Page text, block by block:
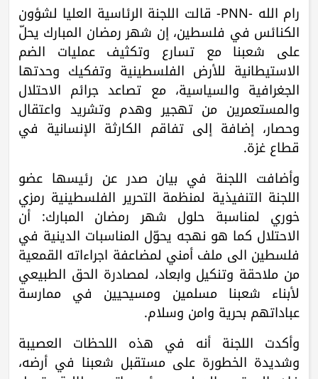
رام الله -PNN- قالت اللجنة الرئاسية العليا لشؤون
الكنائس في فلسطين، إن شهر رمضان المبارك يحلّ
على شعبنا مع تسارع وتكثيف عمليات الضم
الاستيطانية للأرض الفلسطينية وتفكيك وحدتها
الجغرافية والسياسية، مع تصاعد جرائم الاحتلال
والمستعمرين من تهجير وهدم وتشريد واعتقال
وحصار، إضافة إلى تفاقم الكارثة الإنسانية في
قطاع غزة.
وأضافت اللجنة في بيان صدر عن رئيسها عضو
اللجنة التنفيذية لمنظمة التحرير الفلسطينية رمزي
خوري لمناسبة حلول شهر رمضان المبارك: أن
الاحتلال كما هو نهجه يحوّل المناسبات الدينية في
فلسطين الى ملف أمني لمضاعفة اجراءاته القمعية
من ملاحقة وتنكيل وابعاد، لمصادرة الحق الطبيعي
لأبناء شعبنا مسلمين ومسيحيين في ممارسة
عباداتهم بحرية وامن وسلام.
وأكدت اللجنة أنه في هذه اللحظات العصيبة
وشديدة الخطورة على مستقبل شعبنا في أرضه،